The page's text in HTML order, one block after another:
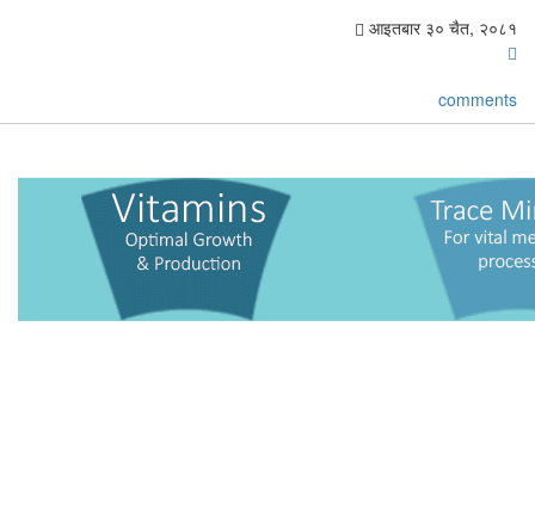
आइतबार ३० चैत, २०८१
comments